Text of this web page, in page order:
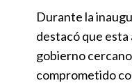
Durante la
destacó que esta
gobierno
comprometido